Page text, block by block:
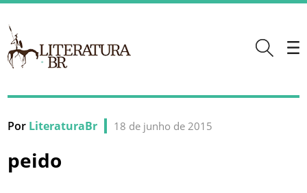
Por LiteraturaBr 18 de junho de 2015
peido